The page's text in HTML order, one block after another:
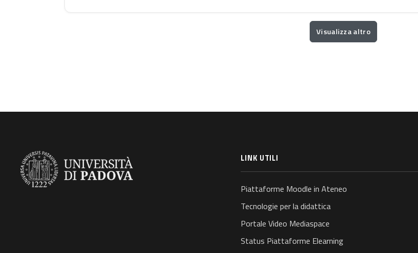
Visualizza altro
LINK UTILI
Piattaforme Moodle in Ateneo
Tecnologie per la didattica
Portale Video Mediaspace
Status Piattaforme Elearning